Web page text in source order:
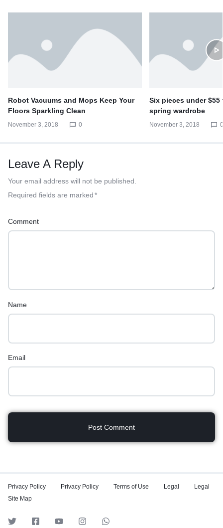
Robot Vacuums and Mops Keep Your
Floors Sparkling Clean
November 3, 2018 0
Six pieces under
spring wardrobe
November 3, 2018
Leave A Reply
Your email address will not be published.
Required fields are marked*
Comment
Name
Email
Privacy Policy Privacy Policy Terms of Use Legal
Legal
Site Map